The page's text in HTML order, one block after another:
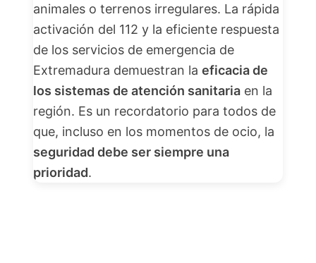
animales o terrenos irregulares. La rápida
activación del 112 y la eficiente respuesta
de los servicios de emergencia de
Extremadura demuestran la eficacia de
los sistemas de atención sanitaria en la
región. Es un recordatorio para todos de
que, incluso en los momentos de ocio, la
seguridad debe ser siempre una
prioridad.